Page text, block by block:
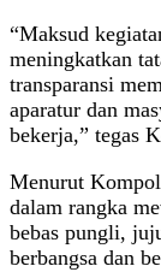
“Maksud
meningkatkan
transparansi
aparatur dan
bekerja,” tegas
Menurut
dalam rangka
bebas pungli,
berbangsa dan